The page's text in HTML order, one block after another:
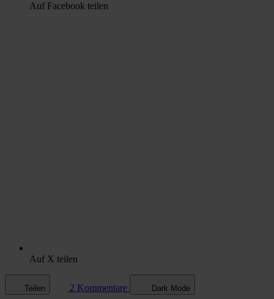
Auf Facebook teilen
Auf X teilen
Teilen 2 Kommentare Dark Mode